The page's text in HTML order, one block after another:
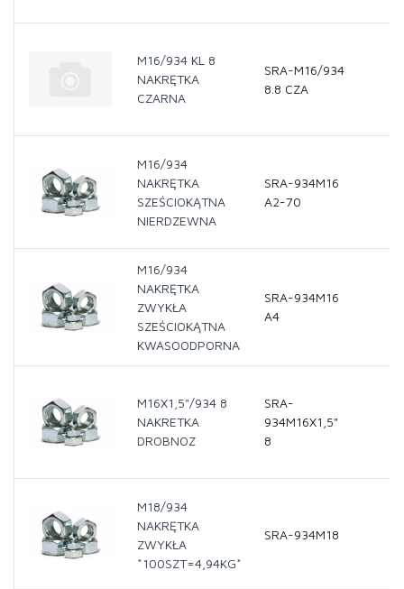
M16/934 KL 8
NAKRĘTKA
CZARNA
SRA-M16/934
8.8 CZA
M16/934
NAKRĘTKA
SZEŚCIOKĄTNA
NIERDZEWNA
SRA-934M16
A2-70
M16/934
NAKRĘTKA
ZWYKŁA
SZEŚCIOKĄTNA
KWASOODPORNA
SRA-934M16
A4
M16X1,5"/934 8
NAKRETKA
DROBNOZ
SRA-
934M16X1,5"
8
M18/934
NAKRĘTKA
ZWYKŁA
*100SZT=4,94KG*
SRA-934M18